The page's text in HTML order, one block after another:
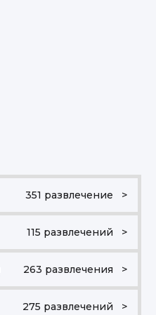
351 развлечение >
115 развлечений >
263 развлечения >
275 развлечений >